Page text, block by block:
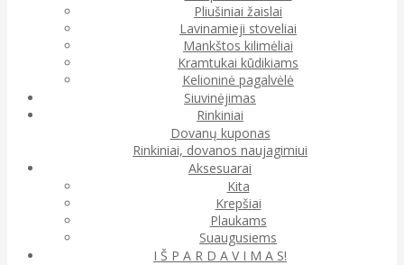
Pliušiniai žaislai
Lavinamieji stoveliai
Mankštos kilimėliai
Kramtukai kūdikiams
Kelioninė pagalvėlė
Siuvinėjimas
Rinkiniai
Dovanų kuponas
Rinkiniai, dovanos naujagimiui
Aksesuarai
Kita
Krepšiai
Plaukams
Suaugusiems
I Š P A R D A V I M A S!